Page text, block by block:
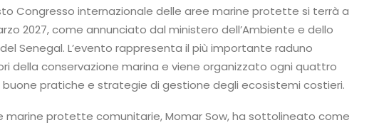
Congresso internazionale delle aree marine protette si terrà a
2027, come annunciato dal ministero dell’Ambiente e dello
Senegal. L’evento rappresenta il più importante raduno
della conservazione marina e viene organizzato ogni quattro
buone pratiche e strategie di gestione degli ecosistemi costieri.
marine protette comunitarie, Momar Sow, ha sottolineato come